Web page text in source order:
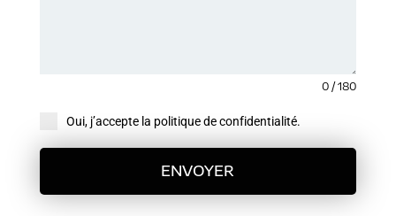
0 / 180
Oui, j’accepte la politique de confidentialité.
ENVOYER